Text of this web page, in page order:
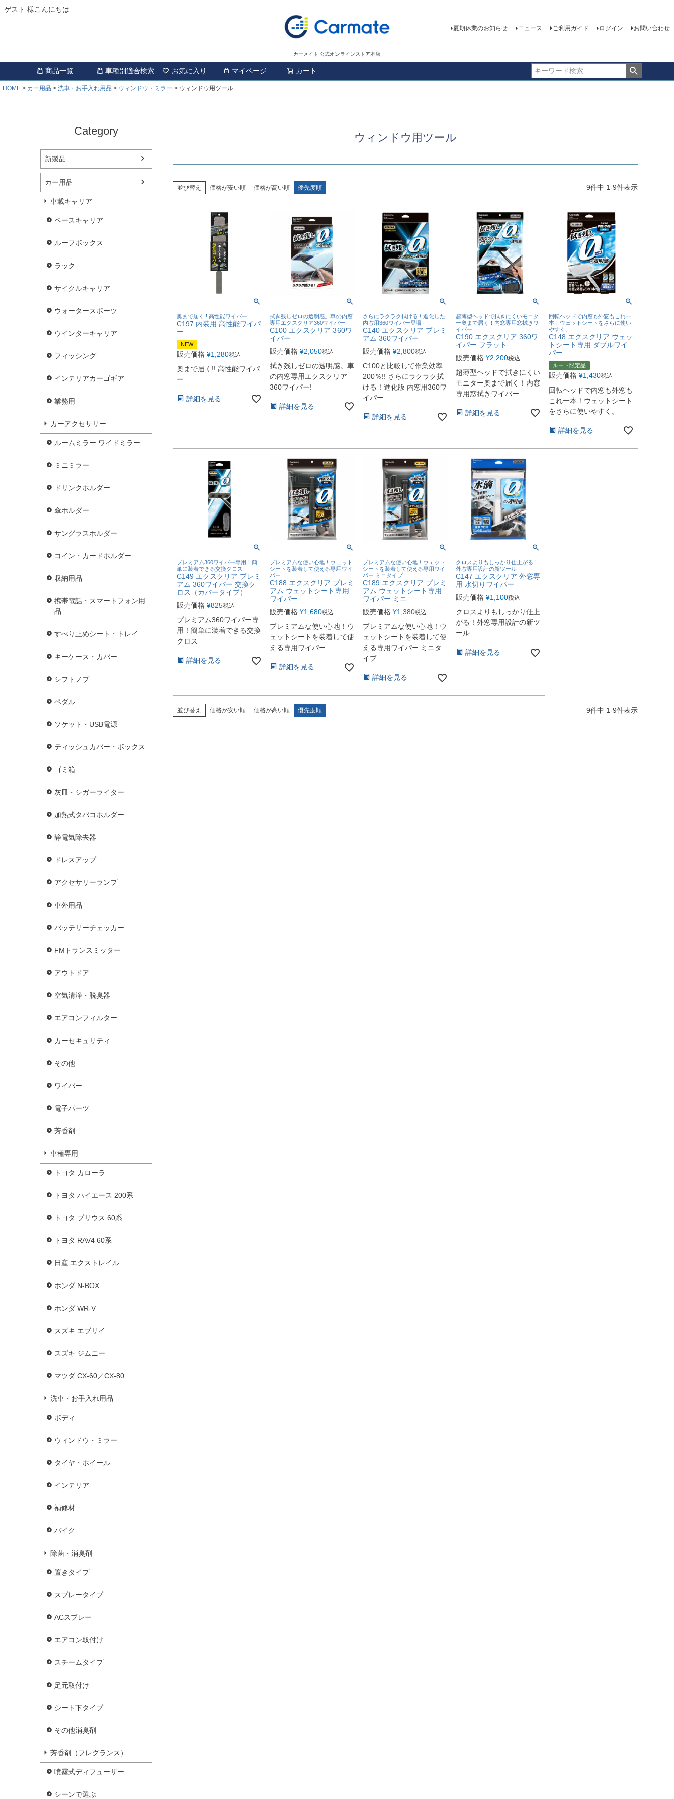
ゲスト 様こんにちは
カーメイト 公式オンラインストア本店
夏期休業のお知らせ ニュース ご利用ガイド ログイン お問い合わせ
商品一覧 車種別適合検索 お気に入り マイページ カート
HOME カー用品 洗車・お手入れ用品 ウィンドウ・ミラー ウィンドウ用ツール
Category
新製品
カー用品
車載キャリア
ベースキャリア
ルーフボックス
ラック
サイクルキャリア
ウォータースポーツ
ウインターキャリア
フィッシング
インテリアカーゴギア
業務用
カーアクセサリー
ルームミラー ワイドミラー
ミニミラー
ドリンクホルダー
傘ホルダー
サングラスホルダー
コイン・カードホルダー
収納用品
携帯電話・スマートフォン用
品
すべり止めシート・トレイ
キーケース・カバー
シフトノブ
ペダル
ソケット・USB電源
ティッシュカバー・ボックス
ゴミ箱
灰皿・シガーライター
加熱式タバコホルダー
静電気除去器
ドレスアップ
アクセサリーランプ
車外用品
バッテリーチェッカー
FMトランスミッター
アウトドア
空気清浄・脱臭器
エアコンフィルター
カーセキュリティ
その他
ワイパー
電子パーツ
芳香剤
車種専用
トヨタ カローラ
トヨタ ハイエース 200系
トヨタ プリウス 60系
トヨタ RAV4 60系
日産 エクストレイル
ホンダ N-BOX
ホンダ WR-V
スズキ エブリイ
スズキ ジムニー
マツダ CX-60／CX-80
洗車・お手入れ用品
ボディ
ウィンドウ・ミラー
タイヤ・ホイール
インテリア
補修材
バイク
除菌・消臭剤
置きタイプ
スプレータイプ
ACスプレー
エアコン取付け
スチームタイプ
足元取付け
シート下タイプ
その他消臭剤
芳香剤（フレグランス）
噴霧式ディフューザー
シーンで選ぶ
ウィンドウ用ツール
並び替え 価格が安い順 価格が高い順 優先度順 9件中 1-9件表示
奥まで届く!! 高性能ワイパー
C197 内装用 高性能ワイパ
ー
NEW
販売価格 ¥1,280税込
奥まで届く!! 高性能ワイパ
ー
詳細を見る
拭き残しゼロの透明感。車の内窓
専用エクスクリア360ワイパー!
C100 エクスクリア 360ワ
イパー
販売価格 ¥2,050税込
拭き残しゼロの透明感。車
の内窓専用エクスクリア
360ワイパー!
詳細を見る
さらにラクラク拭ける！進化した
内窓用360ワイパー登場
C140 エクスクリア プレミ
アム 360ワイパー
販売価格 ¥2,800税込
C100と比較して作業効率
200％!! さらにラクラク拭
ける！進化版 内窓用360ワ
イパー
詳細を見る
超薄型ヘッドで拭きにくいモニタ
ー奥まで届く！内窓専用窓拭きワ
イパー
C190 エクスクリア 360ワ
イパー フラット
販売価格 ¥2,200税込
超薄型ヘッドで拭きにくい
モニター奥まで届く！内窓
専用窓拭きワイパー
詳細を見る
回転ヘッドで内窓も外窓もこれ一
本！ウェットシートをさらに使い
やすく。
C148 エクスクリア ウェッ
トシート専用 ダブルワイ
パー
ルート限定品
販売価格 ¥1,430税込
回転ヘッドで内窓も外窓も
これ一本！ウェットシート
をさらに使いやすく。
詳細を見る
プレミアム360ワイパー専用！簡
単に装着できる交換クロス
C149 エクスクリア プレミ
アム 360ワイパー 交換ク
ロス（カバータイプ）
販売価格 ¥825税込
プレミアム360ワイパー専
用！簡単に装着できる交換
クロス
詳細を見る
プレミアムな使い心地！ウェット
シートを装着して使える専用ワイ
パー
C188 エクスクリア プレミ
アム ウェットシート専用
ワイパー
販売価格 ¥1,680税込
プレミアムな使い心地！ウ
ェットシートを装着して使
える専用ワイパー
詳細を見る
プレミアムな使い心地！ウェット
シートを装着して使える専用ワイ
パー ミニタイプ
C189 エクスクリア プレミ
アム ウェットシート専用
ワイパー ミニ
販売価格 ¥1,380税込
プレミアムな使い心地！ウ
ェットシートを装着して使
える専用ワイパー ミニタ
イプ
詳細を見る
クロスよりもしっかり仕上がる！
外窓専用設計の新ツール
C147 エクスクリア 外窓専
用 水切りワイパー
販売価格 ¥1,100税込
クロスよりもしっかり仕上
がる！外窓専用設計の新ツ
ール
詳細を見る
並び替え 価格が安い順 価格が高い順 優先度順 9件中 1-9件表示